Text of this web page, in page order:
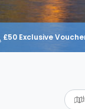
£50 Exclusive